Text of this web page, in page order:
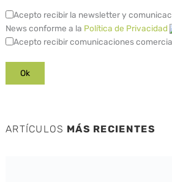
Acepto recibir la newsletter y
News conforme a la Política de Privacidad
Acepto recibir comunicaciones
ARTÍCULOS MÁS RECIENTES